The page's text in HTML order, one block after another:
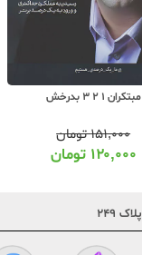
مبتکران 1 2 3 بدرخش
۱۵۱,۰۰۰تومان
۱۲۰,۰۰۰ تومان